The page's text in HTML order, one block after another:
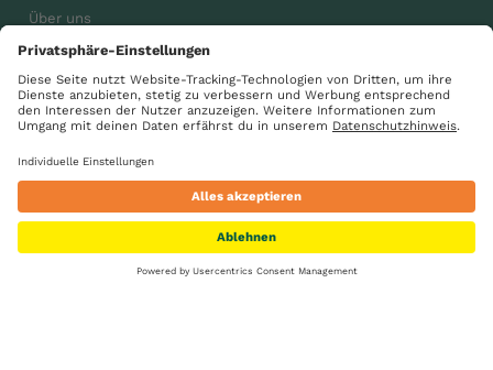
Über uns
Karriere
Aktuelles
gsdiegenossenschaft
GS Gemeinsam wachsen
Standorte Kontakt